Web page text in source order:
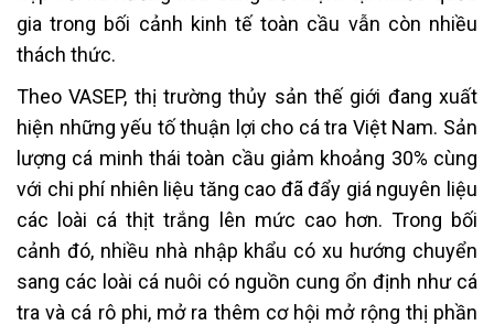
gia trong bối cảnh kinh tế toàn cầu vẫn còn nhiều
thách thức.
Theo VASEP, thị trường thủy sản thế giới đang xuất
hiện những yếu tố thuận lợi cho cá tra Việt Nam. Sản
lượng cá minh thái toàn cầu giảm khoảng 30% cùng
với chi phí nhiên liệu tăng cao đã đẩy giá nguyên liệu
các loài cá thịt trắng lên mức cao hơn. Trong bối
cảnh đó, nhiều nhà nhập khẩu có xu hướng chuyển
sang các loài cá nuôi có nguồn cung ổn định như cá
tra và cá rô phi, mở ra thêm cơ hội mở rộng thị phần